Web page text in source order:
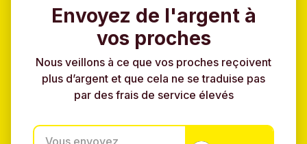
Envoyez de l'argent à
vos proches
Nous veillons à ce que vos proches reçoivent
plus d’argent et que cela ne se traduise pas
par des frais de service élevés